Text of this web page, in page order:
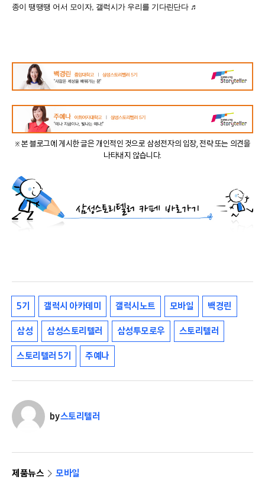
종이 땡땡땡 어서 모이자, 갤럭시가 우리를 기다린단다 ♬
※ 본 블로그에 게시한 글은 개인적인 것으로 삼성전자의 입장, 전략 또는 의견을
나타내지 않습니다.
5기 갤럭시 아카데미 갤럭시노트 모바일 백경린
삼성 삼성스토리텔러 삼성투모로우 스토리텔러
스토리텔러 5기 주예나
by스토리텔러
제품뉴스 모바일